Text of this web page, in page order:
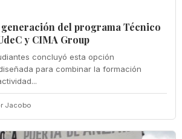
del programa Técnico
y CIMA Group
concluyó esta opción
para combinar la formación
Jacobo